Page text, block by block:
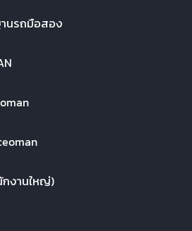
นรถมือสอง
กงานใหญ่)